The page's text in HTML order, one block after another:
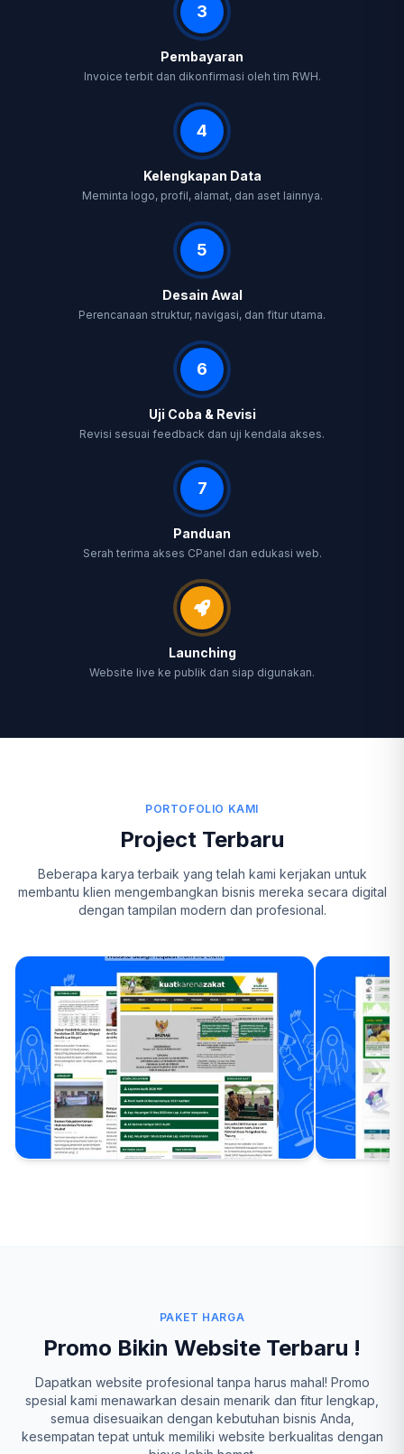
3
Pembayaran
Invoice terbit dan dikonfirmasi oleh tim RWH.
4
Kelengkapan Data
Meminta logo, profil, alamat, dan aset lainnya.
5
Desain Awal
Perencanaan struktur, navigasi, dan fitur utama.
6
Uji Coba & Revisi
Revisi sesuai feedback dan uji kendala akses.
7
Panduan
Serah terima akses CPanel dan edukasi web.
Launching
Website live ke publik dan siap digunakan.
PORTOFOLIO KAMI
Project Terbaru
Beberapa karya terbaik yang telah kami kerjakan untuk
membantu klien mengembangkan bisnis mereka secara digital
dengan tampilan modern dan profesional.
PAKET HARGA
Promo Bikin Website Terbaru !
Dapatkan website profesional tanpa harus mahal! Promo
spesial kami menawarkan desain menarik dan fitur lengkap,
semua disesuaikan dengan kebutuhan bisnis Anda,
kesempatan tepat untuk memiliki website berkualitas dengan